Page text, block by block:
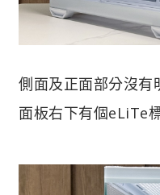
側面及正面部分沒有
面板右下有個eLiTe